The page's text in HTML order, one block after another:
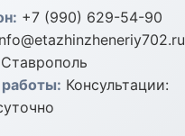
+7 (990) 629-54-90
Ставрополь
Консультации: